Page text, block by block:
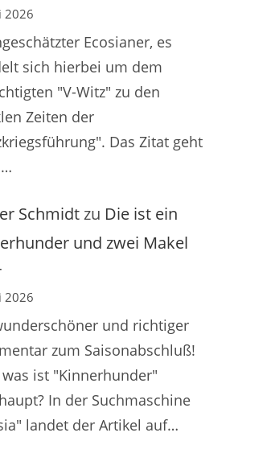
2026
Ecosianer, es
sich hierbei um dem
"V-Witz" zu den
Zeiten der
Das Zitat geht
Schmidtzu Die ist ein
und zwei Makel
2026
und richtiger
zum Saisonabschluß!
ist "Kinnerhunder"
In der Suchmaschine
landet der Artikel auf…